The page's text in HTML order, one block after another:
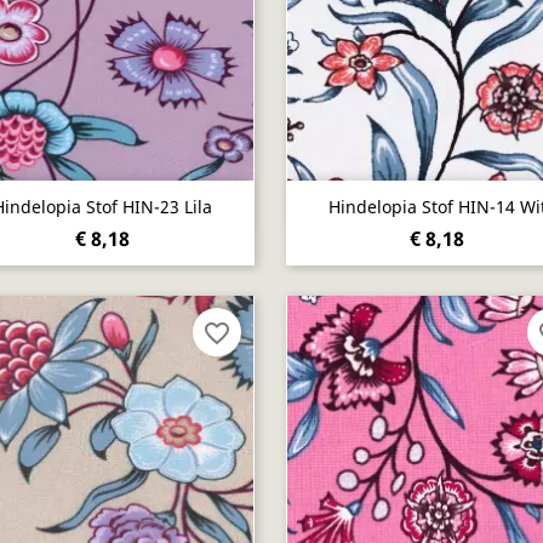
Stof HIN-23 Lila
€ 8,18
Snel bekijken Hindelopia Stof HIN-14
€ 8,18
Snel bekijken
favorite_border